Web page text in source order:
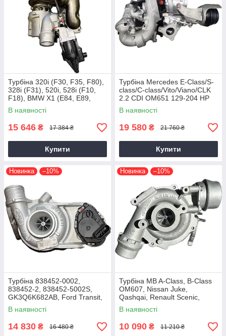
Турбіна 320i (F30, F35, F80),
328i (F31), 520i, 528i (F10,
F18), BMW X1 (E84, E89,
F25) N20B20, 2011+, 2.0 L
В наявності
15 646 ₴ 17 384 ₴
Купити
Турбіна Mercedes E-Class/S-
class/C-class/Vito/Viano/CLK
2.2 CDI OM651 129-204 HP
В наявності
19 580 ₴ 21 760 ₴
Купити
Новинка –10%
Турбіна 838452-0002,
838452-2, 838452-5002S,
GK3Q6K682AB, Ford Transit,
Tourneo EcoBlue YNFS,
YNF6, 2.0D, GTD1444V
В наявності
14 830 ₴ 16 480 ₴
Новинка –10%
Турбіна MB A-Class, B-Class
OM607, Nissan Juke,
Qashqai, Renault Scenic,
Kadjar, Megane K9K, 1.5 dCi,
2014+
В наявності
10 090 ₴ 11 210 ₴